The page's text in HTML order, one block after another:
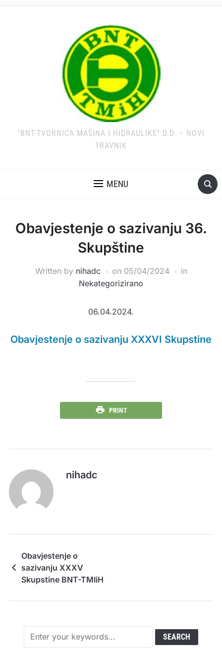
"BNT-TVORNICA MAŠINA I HIDRAULIKE" D.D. – NOVI
TRAVNIK
MENU
Obavjestenje o sazivanju 36.
Skupštine
Written by nihadc on 05/04/2024
in
Nekategorizirano
06.04.2024.
Obavjestenje o sazivanju XXXVI Skupstine
PRINT
nihadc
Obavjestenje o
sazivanju XXXV
Skupstine BNT-TMIiH